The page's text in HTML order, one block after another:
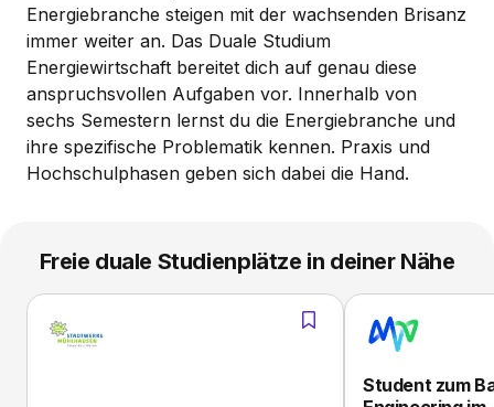
Energiebranche steigen mit der wachsenden Brisanz
immer weiter an. Das Duale Studium
Energiewirtschaft bereitet dich auf genau diese
anspruchsvollen Aufgaben vor. Innerhalb von
sechs Semestern lernst du die Energiebranche und
ihre spezifische Problematik kennen. Praxis und
Hochschulphasen geben sich dabei die Hand.
Freie duale Studienplätze in deiner Nähe
Student zum